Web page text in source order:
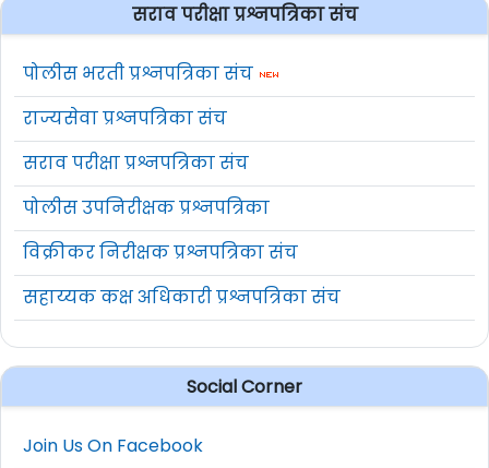
सराव परीक्षा प्रश्नपत्रिका संच
पोलीस भरती प्रश्नपत्रिका संच
राज्यसेवा प्रश्नपत्रिका संच
सराव परीक्षा प्रश्नपत्रिका संच
पोलीस उपनिरीक्षक प्रश्नपत्रिका
विक्रीकर निरीक्षक प्रश्नपत्रिका संच
सहाय्यक कक्ष अधिकारी प्रश्नपत्रिका संच
Social Corner
Join Us On Facebook